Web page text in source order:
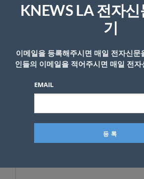
특검법이 국회를 통과하더라도
구성할 수 있을지도 관건으로 꼽
현 정부 들어 5개 특검이 가동되
공소 유지 인력으로 상당수 검사
일선에서는 극심한 인력난을 호
원자가 있을지도 의문이라는 관
있는데 그렇게 생각하는 검사들
문”이라며 “참여하고 싶어 하는
KNEWS LA 전자
기
이메일을 등록해주시면 매일 전자신문
인들의 이메일을 적어주시면 매일 전
EMAIL